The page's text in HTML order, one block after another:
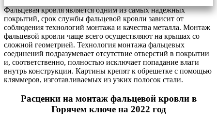
Фальцевая кровля является одним из самых надежных
покрытий, срок службы фальцевой кровли зависит от
соблюдения технологий монтажа и качества металла. Монтаж
фальцевой кровли чаще всего осуществляют на крышах со
сложной геометрией. Технология монтажа фальцевых
соединений подразумевает отсутствие отверстий в покрытии
и, соответственно, полностью исключает попадание влаги
внутрь конструкции. Картины крепят к обрешетке с помощью
кляммеров, изготавливаемых из узких полосок стали.
Расценки на монтаж фальцевой кровли в
Горячем ключе на 2022 год